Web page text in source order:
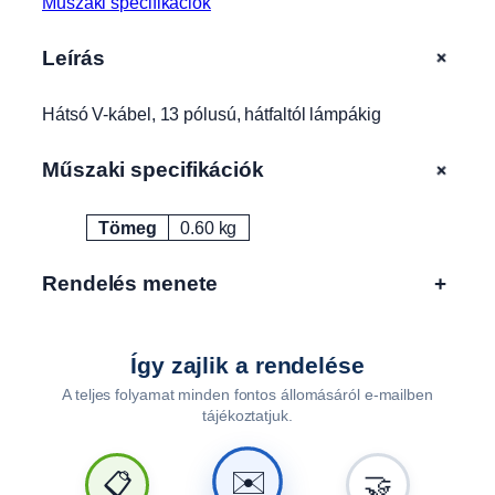
f
l
ó
p
Leírás +
Hátsó V-kábel, 13 pólusú, hátfaltól lámpákig
Műszaki specifikációk +
Attribútumok Érték
Tömeg 0.60 kg
Rendelés menete +
Így zajlik a rendelése
A teljes folyamat minden fontos állomásáról e-mailben
tájékoztatjuk.
📋 ✉️ 🤝